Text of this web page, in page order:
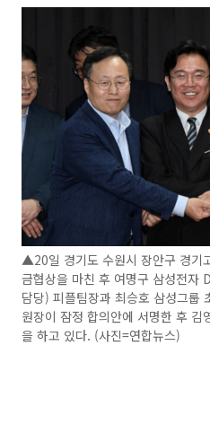
▲20일 경기도 수원시 장안구 경기
금협상을 마친 후 여명구 삼성전자
담당) 피플팀장과 최승호 삼성그룹
원장이 잠정 합의안에 서명한 후 김
을 하고 있다. (사진=연합뉴스)